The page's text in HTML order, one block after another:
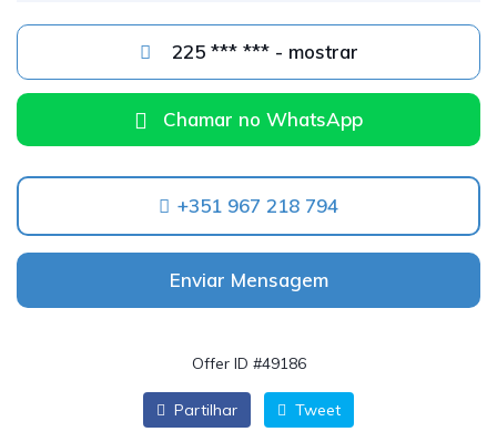
225 *** *** - mostrar
Chamar no WhatsApp
+351 967 218 794
Enviar Mensagem
Offer ID #49186
Partilhar Tweet